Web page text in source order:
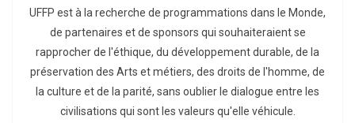
UFFP est à la recherche de programmations dans le Monde,
de partenaires et de sponsors qui souhaiteraient se
rapprocher de l'éthique, du développement durable, de la
préservation des Arts et métiers, des droits de l'homme, de
la culture et de la parité, sans oublier le dialogue entre les
civilisations qui sont les valeurs qu'elle véhicule.